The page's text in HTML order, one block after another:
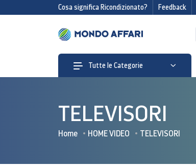
Cosa significa Ricondizionato? Feedback
Tutte le Categorie
TELEVISORI
Home HOME VIDEO TELEVISORI